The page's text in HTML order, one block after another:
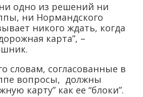
одно из решений ни
ни Нормандского
никого ждать, когда
карта”, –
словам, согласованные в
вопросы, должны
карту” как ее “блоки”.